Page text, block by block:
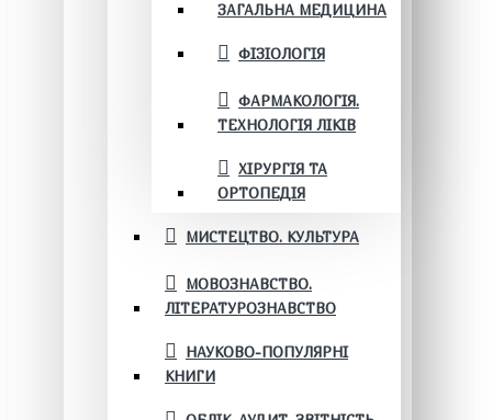
ЗАГАЛЬНА МЕДИЦИНА
ФІЗІОЛОГІЯ
ФАРМАКОЛОГІЯ.
ТЕХНОЛОГІЯ ЛІКІВ
ХІРУРГІЯ ТА
ОРТОПЕДІЯ
МИСТЕЦТВО. КУЛЬТУРА
МОВОЗНАВСТВО.
ЛІТЕРАТУРОЗНАВСТВО
НАУКОВО-ПОПУЛЯРНІ
КНИГИ